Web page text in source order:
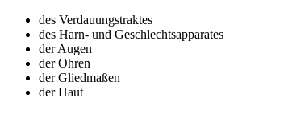
des Verdauungstraktes
des Harn- und Geschlechtsapparates
der Augen
der Ohren
der Gliedmaßen
der Haut